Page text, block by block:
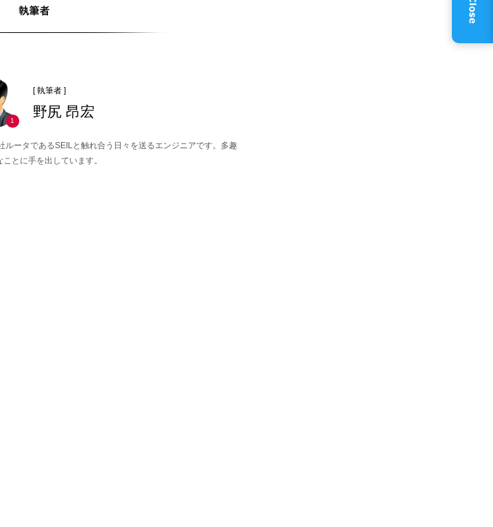
1
[ 執筆者 ]
野尻 昂宏
ータであるSEILと触れ合う日々を送るエンジニアです。多趣
とに手を出しています。